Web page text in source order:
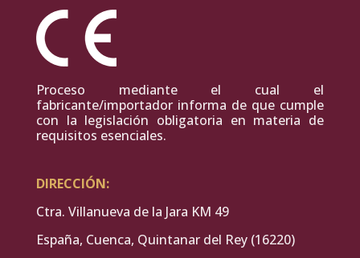
Proceso mediante el cual el
fabricante/importador informa de que cumple
con la legislación obligatoria en materia de
requisitos esenciales.
DIRECCIÓN:
Ctra. Villanueva de la Jara KM 49
España, Cuenca, Quintanar del Rey (16220)